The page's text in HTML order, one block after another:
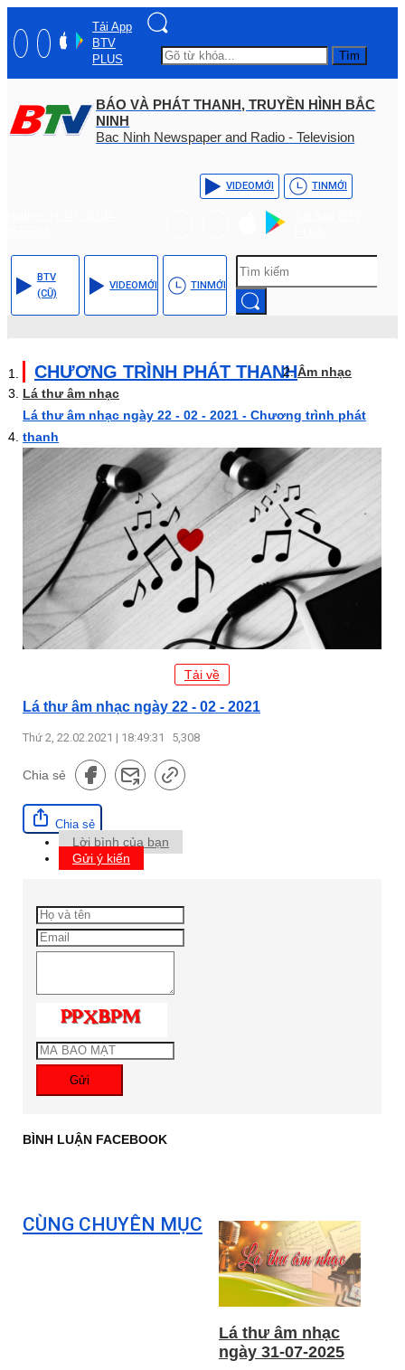
Tải App
BTV
PLUS
Tìm
BÁO VÀ PHÁT THANH, TRUYỀN HÌNH BẮC
NINH
Bac Ninh Newspaper and Radio - Television
VIDEOMỚI TINMỚI
BTV
(CŨ)
VIDEOMỚI TINMỚI
CHƯƠNG TRÌNH PHÁT THANHÂm nhạc
Lá thư âm nhạc
Lá thư âm nhạc ngày 22 - 02 - 2021 - Chương trình phát
thanh
Tải về
Lá thư âm nhạc ngày 22 - 02 - 2021
Thứ 2, 22.02.2021 | 18:49:31 5,308
Chia sẻ
Chia sẻ
Lời bình của bạn
Gửi ý kiến
Gửi
BÌNH LUẬN FACEBOOK
CÙNG CHUYÊN MỤC
Lá thư âm nhạc
ngày 31-07-2025